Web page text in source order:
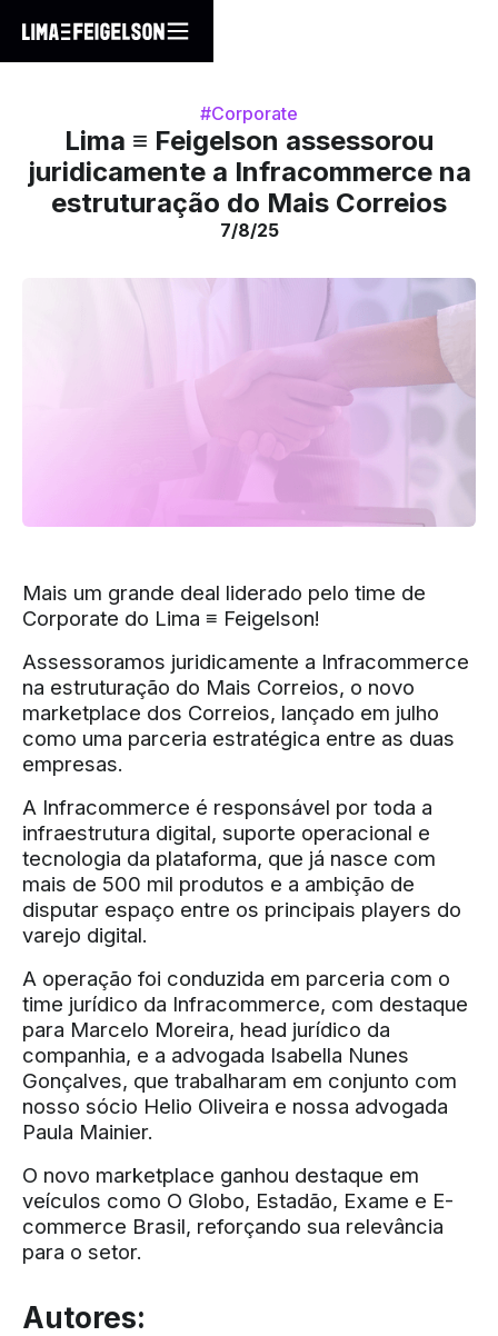
#Corporate
Lima ≡ Feigelson assessorou
juridicamente a Infracommerce na
estruturação do Mais Correios
7/8/25
Mais um grande deal liderado pelo time de
Corporate do Lima ≡ Feigelson!
Assessoramos juridicamente a Infracommerce
na estruturação do Mais Correios, o novo
marketplace dos Correios, lançado em julho
como uma parceria estratégica entre as duas
empresas.
A Infracommerce é responsável por toda a
infraestrutura digital, suporte operacional e
tecnologia da plataforma, que já nasce com
mais de 500 mil produtos e a ambição de
disputar espaço entre os principais players do
varejo digital.
A operação foi conduzida em parceria com o
time jurídico da Infracommerce, com destaque
para Marcelo Moreira, head jurídico da
companhia, e a advogada Isabella Nunes
Gonçalves, que trabalharam em conjunto com
nosso sócio Helio Oliveira e nossa advogada
Paula Mainier.
O novo marketplace ganhou destaque em
veículos como O Globo, Estadão, Exame e E-
commerce Brasil, reforçando sua relevância
para o setor.
Autores: